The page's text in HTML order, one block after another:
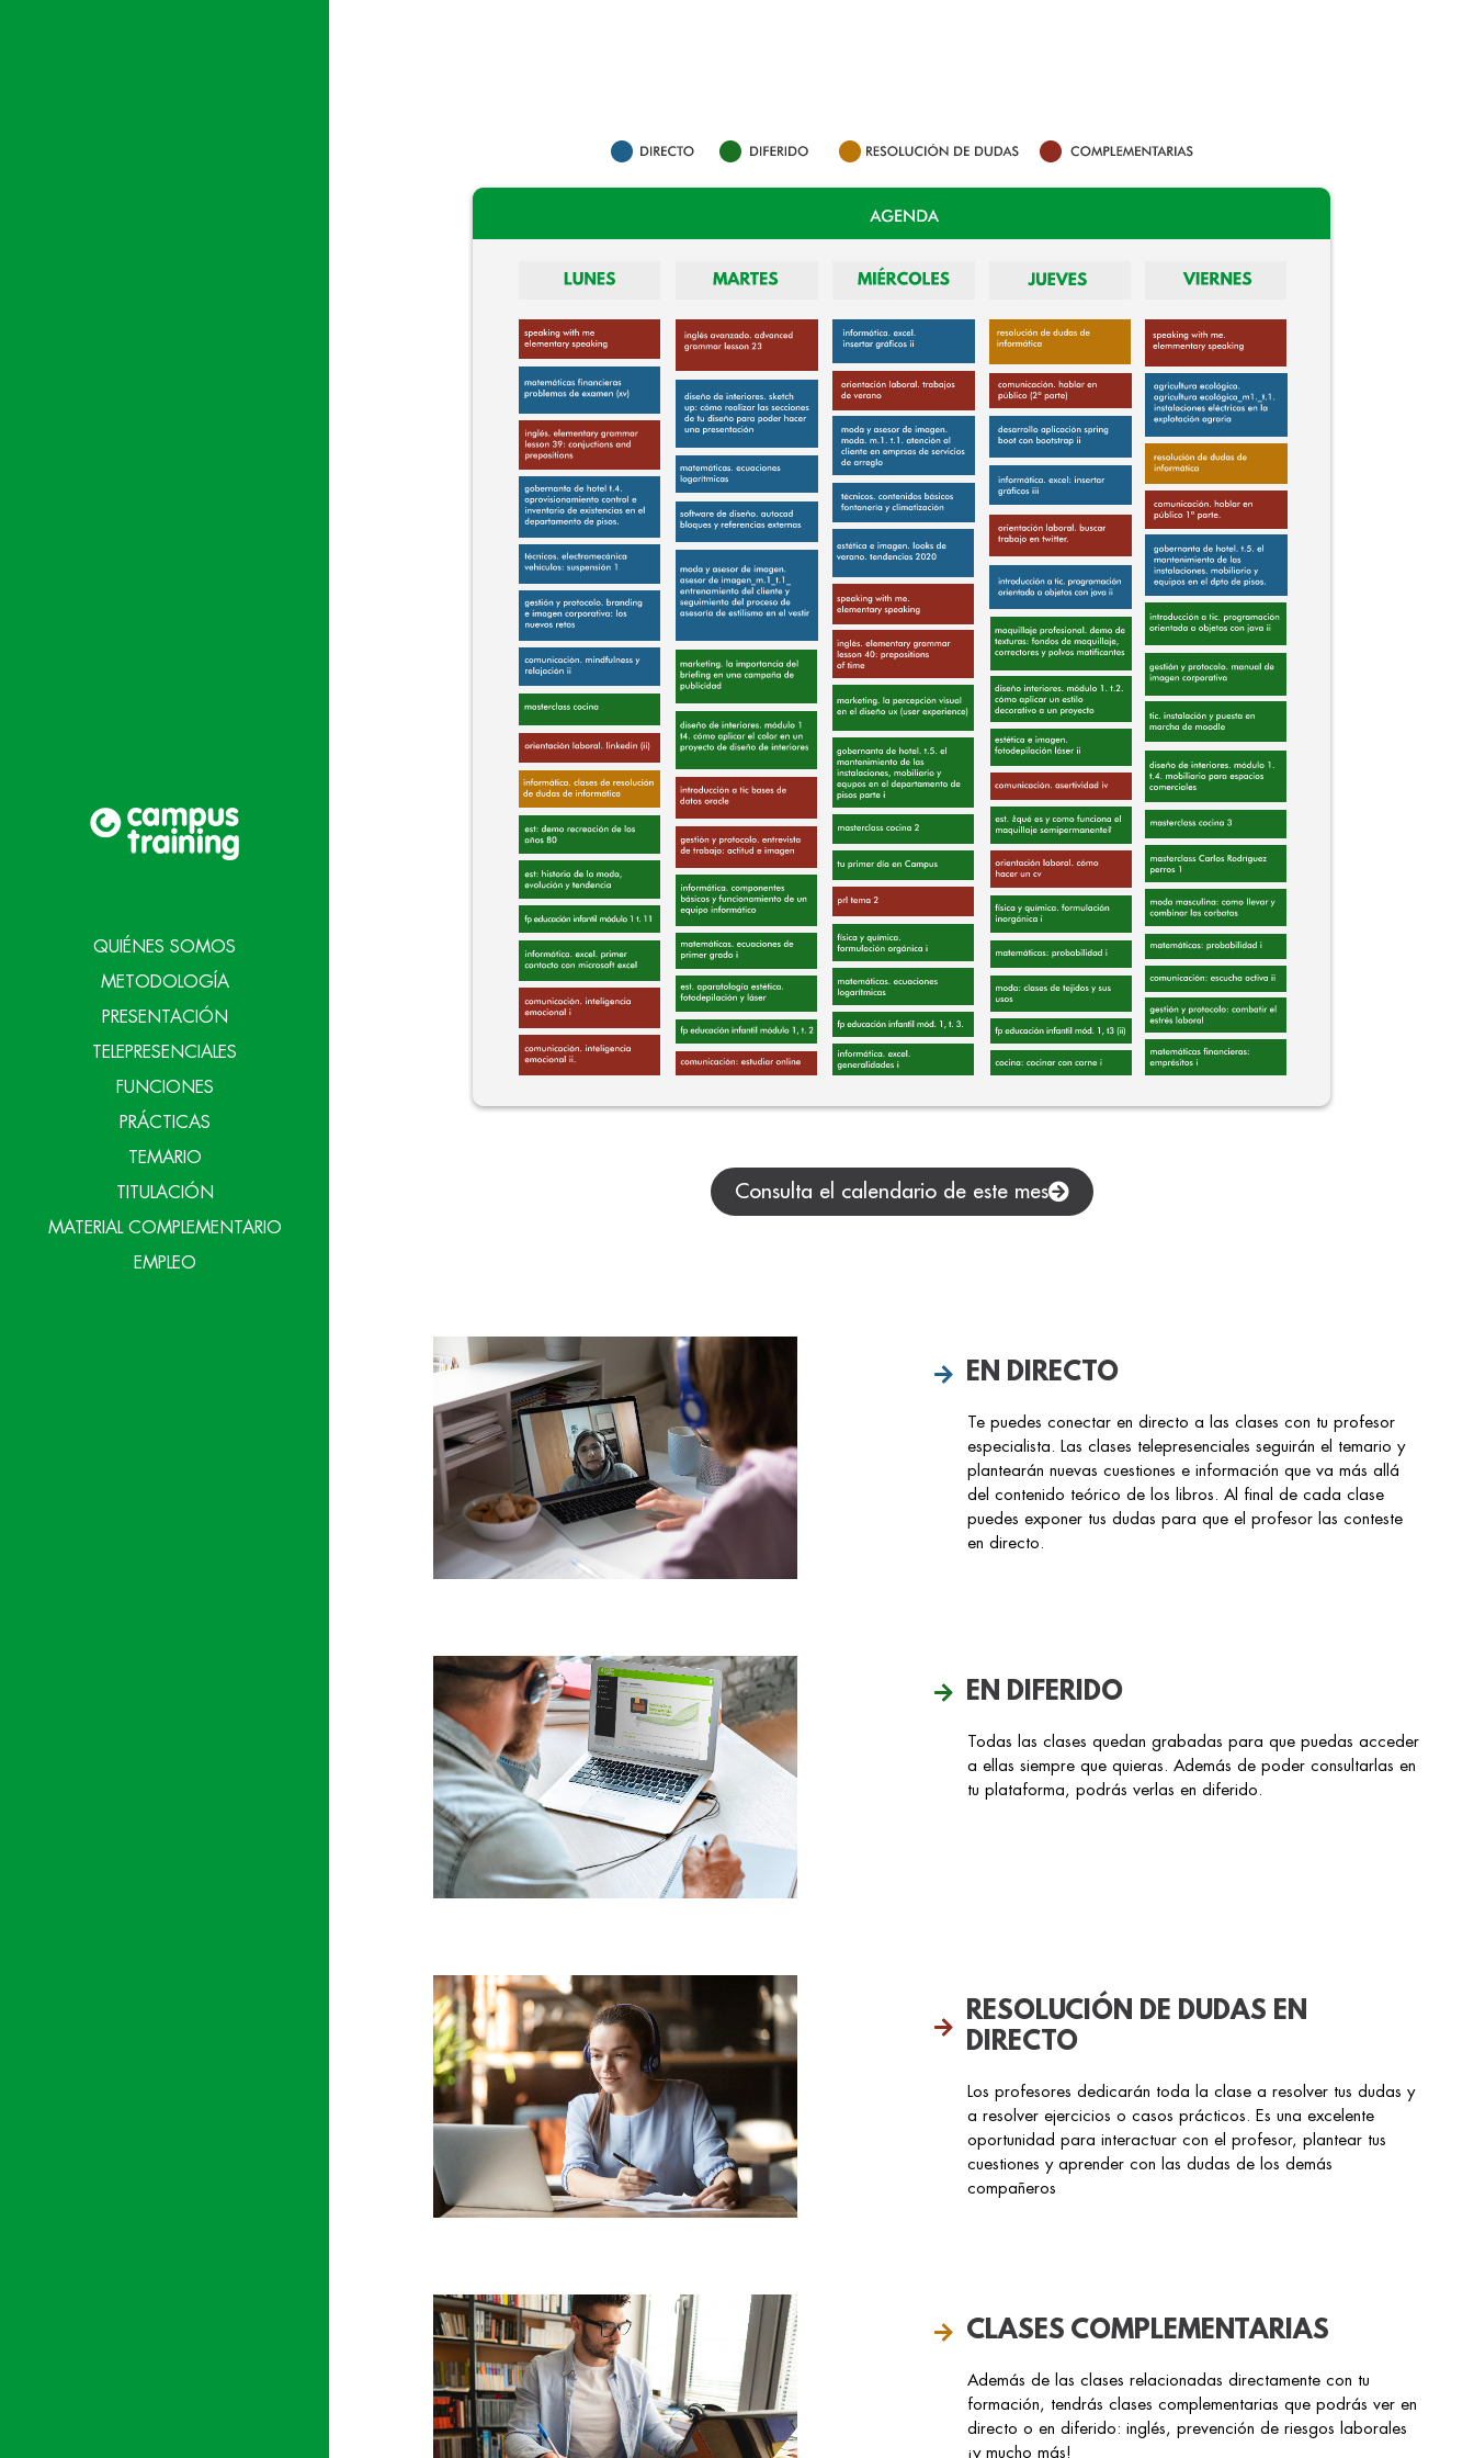
QUIÉNES SOMOS
METODOLOGÍA
PRESENTACIÓN
TELEPRESENCIALES
FUNCIONES
PRÁCTICAS
TEMARIO
TITULACIÓN
MATERIAL COMPLEMENTARIO
EMPLEO
Consulta el calendario de este mes
EN DIRECTO
Te puedes conectar en directo a las clases con tu profesor
especialista. Las clases telepresenciales seguirán el temario y
plantearán nuevas cuestiones e información que va más allá
del contenido teórico de los libros. Al final de cada clase
puedes exponer tus dudas para que el profesor las conteste
en directo.
EN DIFERIDO
Todas las clases quedan grabadas para que puedas acceder
a ellas siempre que quieras. Además de poder consultarlas en
tu plataforma, podrás verlas en diferido.
RESOLUCIÓN DE DUDAS EN
DIRECTO
Los profesores dedicarán toda la clase a resolver tus dudas y
a resolver ejercicios o casos prácticos. Es una excelente
oportunidad para interactuar con el profesor, plantear tus
cuestiones y aprender con las dudas de los demás
compañeros
CLASES COMPLEMENTARIAS
Además de las clases relacionadas directamente con tu
formación, tendrás clases complementarias que podrás ver en
directo o en diferido: inglés, prevención de riesgos laborales
¡y mucho más!